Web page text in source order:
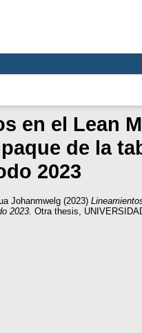
en el Lean
de la
2023
Johanmwelg (2023)
2023. Otra thesis,